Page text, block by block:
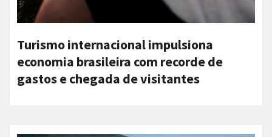
Turismo internacional impulsiona
economia brasileira com recorde de
gastos e chegada de visitantes